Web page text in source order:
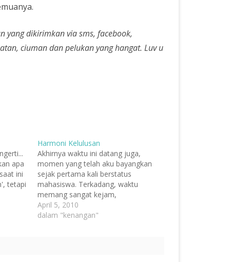
yang dikirimkan via sms, facebook,
ciuman dan pelukan yang hangat. Luv u
apa
ini
tetapi
Harmoni Kelulusan
Akhirnya waktu ini datang juga,
momen yang telah aku bayangkan
sejak pertama kali berstatus
mahasiswa. Terkadang, waktu
memang sangat kejam,
meninggalkan kita dengan mimpi
yang indah. Seandainya semuanya
April 5, 2010
dalam "kenangan"